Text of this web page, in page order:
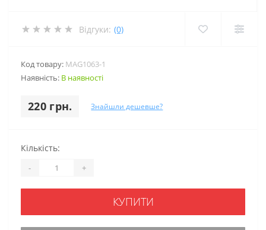
Відгуки: (0)
Код товару: MAG1063-1
Наявність: В наявності
220 грн. Знайшли дешевше?
Кількість:
- +
КУПИТИ